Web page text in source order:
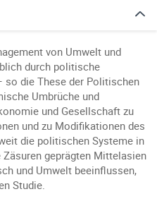
von Umwelt und
durch politische
die These der Politischen
Umbrüche und
und Gesellschaft zu
und zu Modifikationen des
die politischen Systeme in
geprägten Mittelasien
und Umwelt beeinflussen,
Studie.